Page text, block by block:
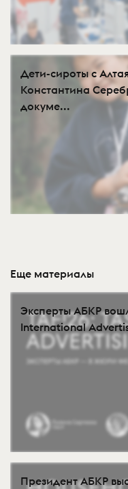
Дети-сироты с
Константина
докуме...
Еще материалы
Эксперты АБКР
International
Президент АБКР